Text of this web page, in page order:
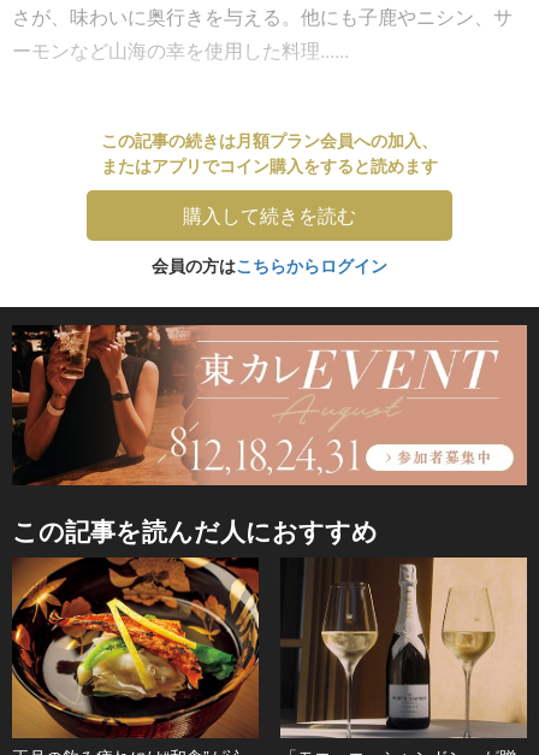
さが、味わいに奥行きを与える。他にも子鹿やニシン、サ
ーモンなど山海の幸を使用した料理......
この記事の続きは月額プラン会員への加入、
またはアプリでコイン購入をすると読めます
購入して続きを読む
会員の方はこちらからログイン
この記事を読んだ人におすすめ